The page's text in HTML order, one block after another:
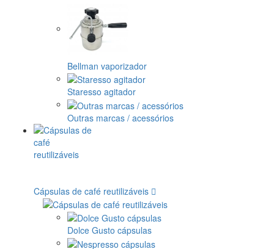
Bellman vaporizador
Staresso agitador
Outras marcas / acessórios
Cápsulas de café reutilizáveis
Dolce Gusto cápsulas